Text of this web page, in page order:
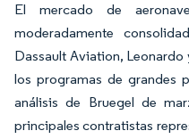
El mercado de
moderadamente
Dassault Aviation,
los programas de grandes
análisis de Bruegel de
principales contratistas